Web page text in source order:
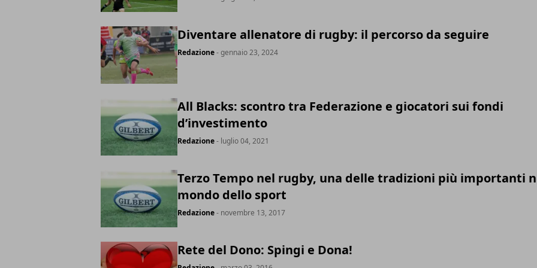
Diventare allenatore di rugby: il percorso da seguire
Redazione- gennaio 23, 2024
All Blacks: scontro tra Federazione e giocatori sui fondi
d’investimento
Redazione- luglio 04, 2021
Terzo Tempo nel rugby, una delle tradizioni più importanti
mondo dello sport
Redazione- novembre 13, 2017
Rete del Dono: Spingi e Dona!